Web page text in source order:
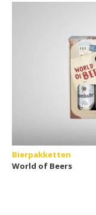
Bierpakketten
World of Beers